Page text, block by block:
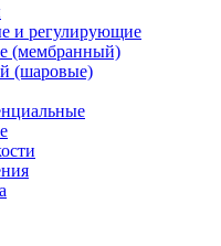
и регулирующие
(мембранный)
(шаровые)